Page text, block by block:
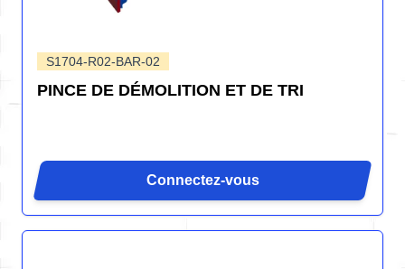
S1704-R02-BAR-02
PINCE DE DÉMOLITION ET DE TRI
Connectez-vous